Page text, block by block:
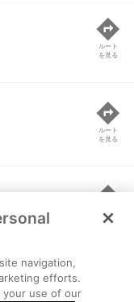
ルート
を見る
ルート
を見る
ルート
を見る
navigation,
efforts.
your use of our